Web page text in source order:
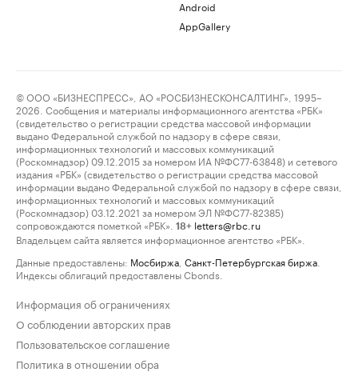
Android
AppGallery
© ООО «БИЗНЕСПРЕСС», АО «РОСБИЗНЕСКОНСАЛТИНГ», 1995–
2026. Сообщения и материалы информационного агентства «РБК»
(свидетельство о регистрации средства массовой информации
выдано Федеральной службой по надзору в сфере связи,
информационных технологий и массовых коммуникаций
(Роскомнадзор) 09.12.2015 за номером ИА №ФС77-63848) и сетевого
издания «РБК» (свидетельство о регистрации средства массовой
информации выдано Федеральной службой по надзору в сфере связи,
информационных технологий и массовых коммуникаций
(Роскомнадзор) 03.12.2021 за номером ЭЛ №ФС77-82385)
сопровождаются пометкой «РБК».
18+ letters@rbc.ru
Владельцем сайта является информационное агентство «РБК».
Данные предоставлены: Мосбиржа Санкт-Петербургская биржа
Индексы облигаций предоставлены Cbonds.
Информация об ограничениях
О соблюдении авторских прав
Пользовательское соглашение
Политика в отношении обра